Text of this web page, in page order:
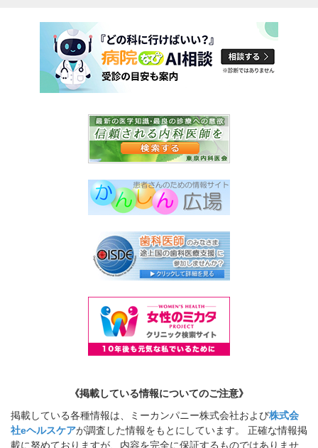
《掲載している情報についてのご注意》
掲載している各種情報は、ミーカンパニー株式会社および株式会
社eヘルスケアが調査した情報をもとにしています。 正確な情報掲
載に努めておりますが、内容を完全に保証するものではありませ